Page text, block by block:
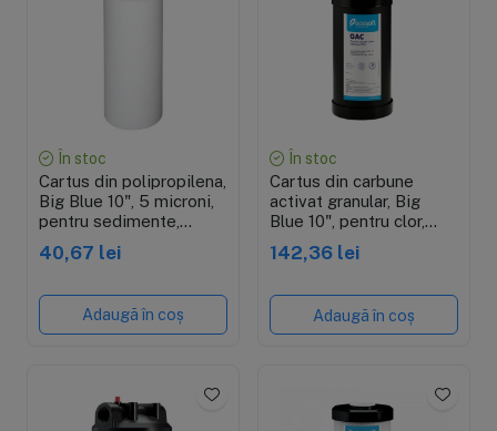
În stoc
Cartus din polipropilena,
Big Blue 10", 5 microni,
pentru sedimente,
10"x4.5"
40,67 lei
Adaugă în coș
În stoc
Cartus din carbune
activat granular, Big
Blue 10", pentru clor,
142,36 lei
Adaugă în coș